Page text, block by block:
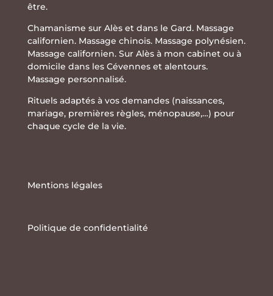
être.
Chamanisme sur Alès et dans le Gard. Massage
californien. Massage chinois. Massage polynésien.
Massage californien. Sur Alès à mon cabinet ou à
domicile dans les Cévennes et alentours.
Massage personnalisé.
Rituels adaptés à vos demandes (naissances,
mariage, premières règles, ménopause,…) pour
chaque cycle de la vie.
Mentions légales
Politique de confidentialité